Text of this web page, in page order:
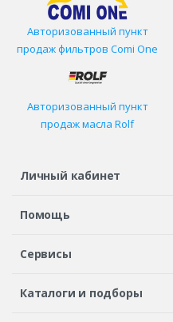
Авторизованный пункт
продаж фильтров Comi One
Авторизованный пункт
продаж масла Rolf
Личный кабинет
Регистрация или вход
Помощь
Шины в кредит
Сервисы
Автосервисы
Бонусная
Каталоги и подборы